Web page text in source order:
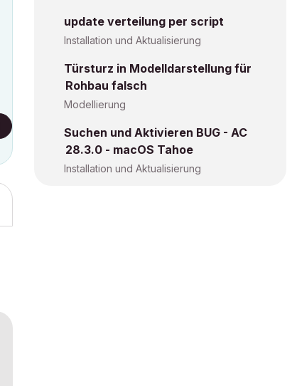
update verteilung per script
Installation und Aktualisierung
Türsturz in Modelldarstellung für
Rohbau falsch
Modellierung
Suchen und Aktivieren BUG - AC
28.3.0 - macOS Tahoe
Installation und Aktualisierung